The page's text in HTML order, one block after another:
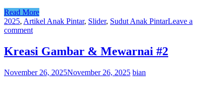
Read More
2025, Artikel Anak Pintar, Slider, Sudut Anak PintarLeave a
comment
Kreasi Gambar & Mewarnai #2
November 26, 2025November 26, 2025 bian